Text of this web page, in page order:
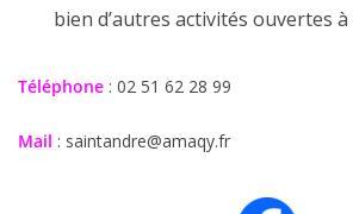
bien d’autres activités ouvertes
Téléphone : 02 51 62 28 99
Mail : saintandre@amaqy.fr